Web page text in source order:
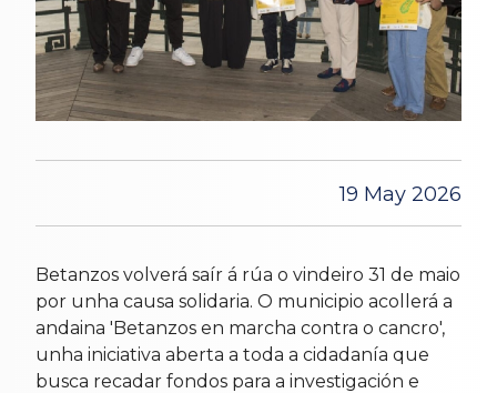
19 May 2026
Betanzos volverá saír á rúa o vindeiro 31 de maio
por unha causa solidaria. O municipio acollerá a
andaina 'Betanzos en marcha contra o cancro',
unha iniciativa aberta a toda a cidadanía que
busca recadar fondos para a investigación e